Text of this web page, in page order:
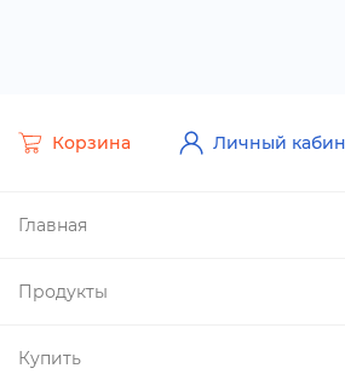
Главная
Продукты
Купить
Корзина Личный